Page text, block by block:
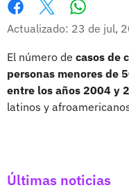
Facebook
X
Actualizado: 23 de jul,
El número de casos de
personas menores de
entre los años 2004 y
latinos y
Últimas noticias